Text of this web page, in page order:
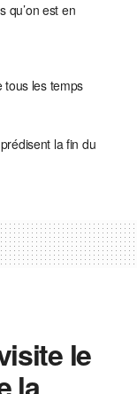
qu’on est en
tous les temps
la fin du
le